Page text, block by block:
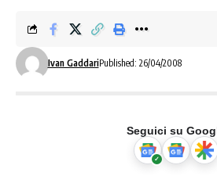
Ivan GaddariPublished: 26/04/2008
Seguici su